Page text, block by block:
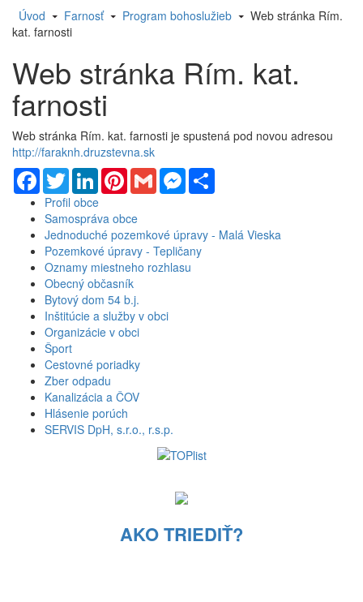
Úvod
Farnosť Program bohoslužieb
Web stránka Rím.
kat. farnosti
Web stránka Rím. kat.
farnosti
Web stránka Rím. kat. farnosti je spustená pod novou adresou
http://faraknh.druzstevna.sk
Facebook
TwitterLinkedInPinterestGmail Messenger
Profil obce
Samospráva obce
Jednoduché pozemkové úpravy - Malá Vieska
Pozemkové úpravy - Tepličany
Oznamy miestneho rozhlasu
Obecný občasník
Bytový dom 54 b.j.
Inštitúcie a služby v obci
Organizácie v obci
Šport
Cestovné poriadky
Zber odpadu
Kanalizácia a ČOV
Hlásenie porúch
SERVIS DpH, s.r.o., r.s.p.
AKO TRIEDIŤ?